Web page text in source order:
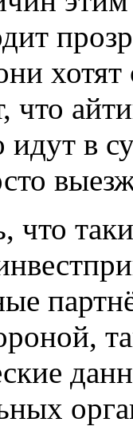
хотят
что
в
что